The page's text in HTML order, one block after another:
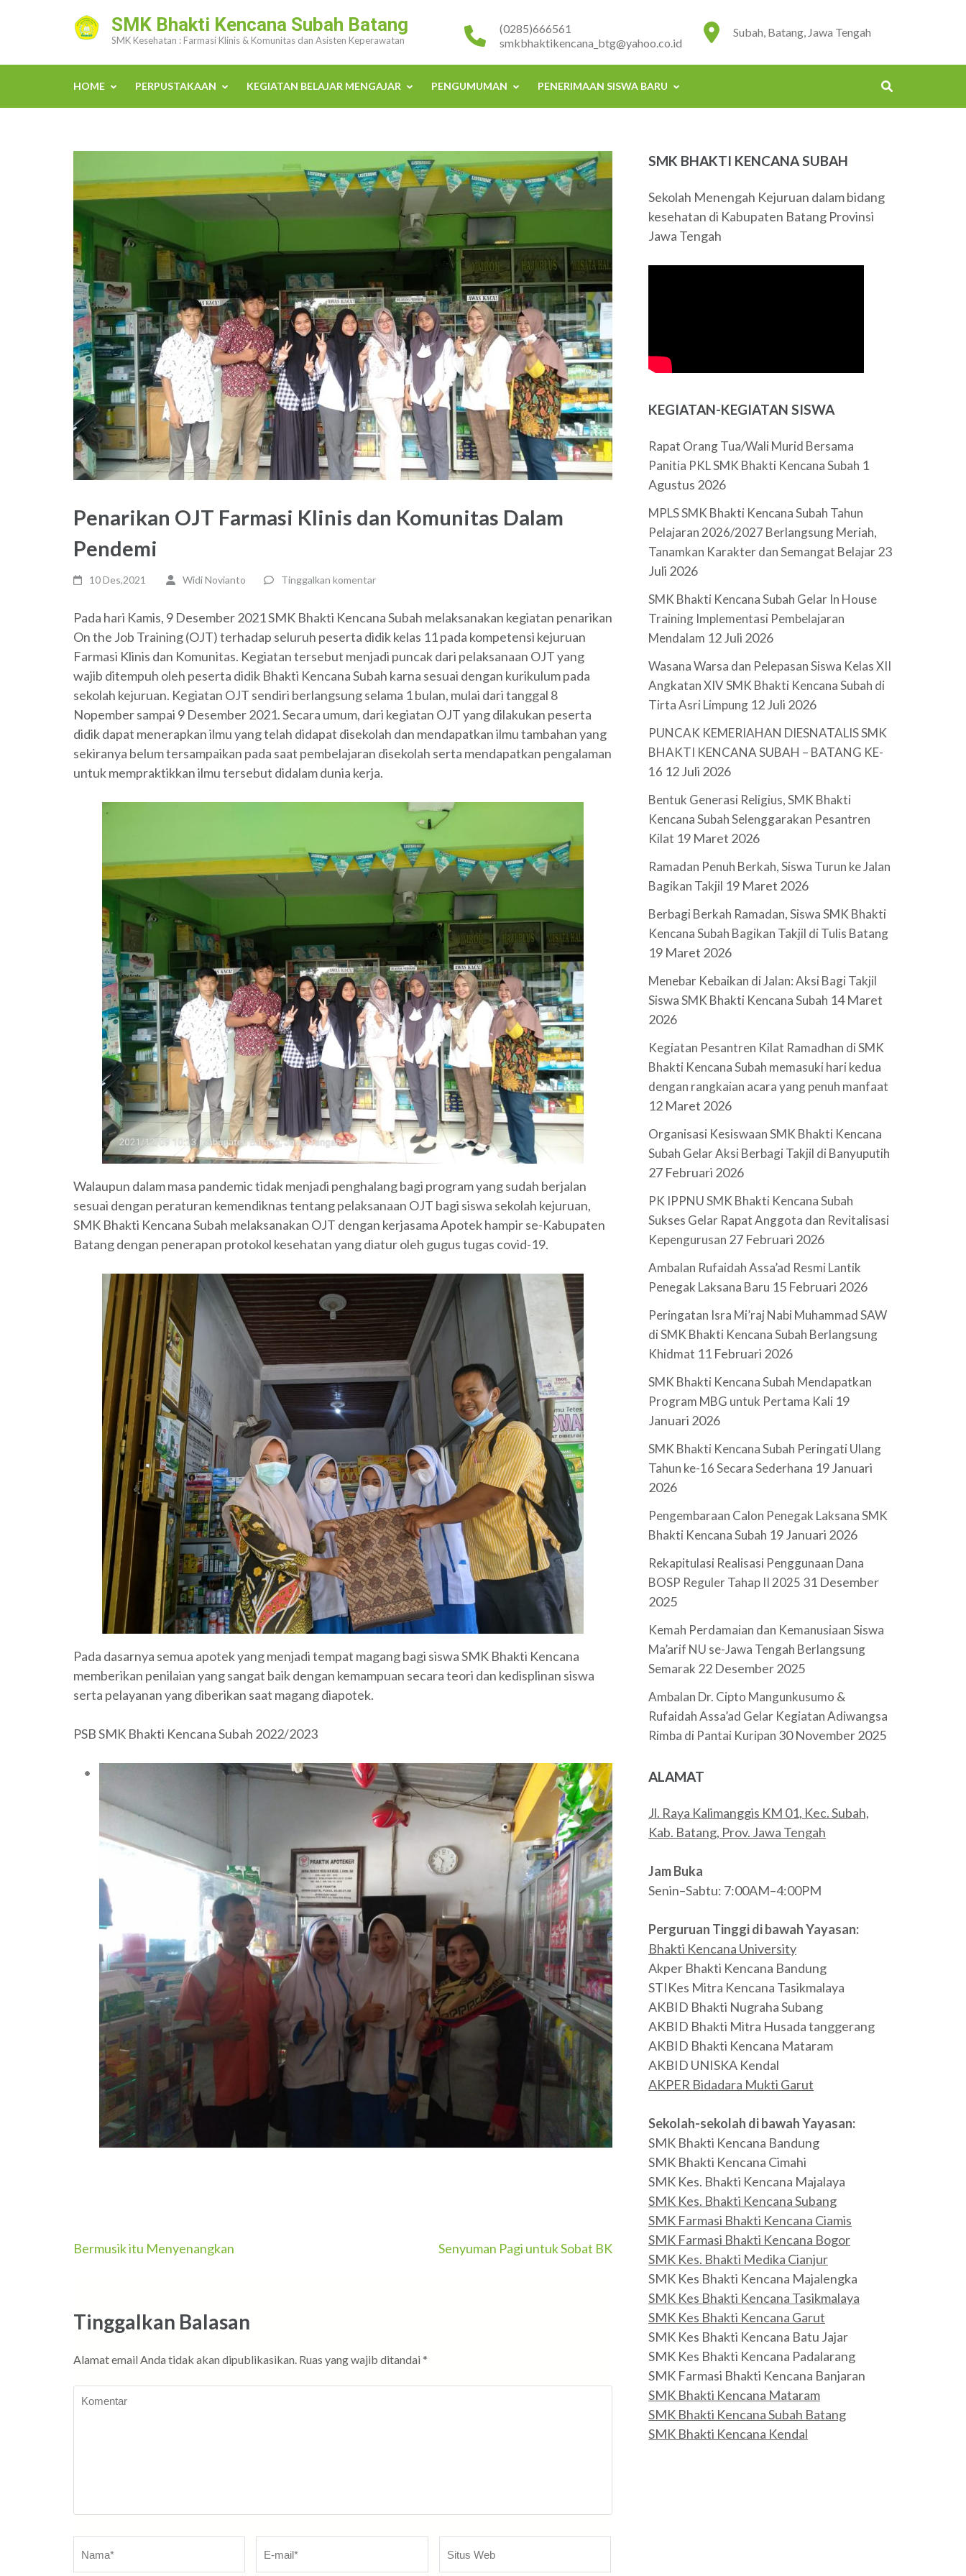
(Tekan
SMK Bhakti Kencana Subah Batang
SMK Kesehatan : Farmasi Klinis & Komunitas dan Asisten Keperawatan
Subah, Batang, Jawa Tengah
(0285)666561
smkbhaktikencana_btg@yahoo.co.id
HOME PERPUSTAKAAN KEGIATAN BELAJAR MENGAJAR PENGUMUMAN PENERIMAAN SISWA BARU
Penarikan OJT Farmasi Klinis dan Komunitas Dalam
Pendemi
10 Des,2021 Widi Novianto Tinggalkan komentar
Pada hari Kamis, 9 Desember 2021 SMK Bhakti Kencana Subah melaksanakan kegiatan penarikan
On the Job Training (OJT) terhadap seluruh peserta didik kelas 11 pada kompetensi kejuruan
Farmasi Klinis dan Komunitas. Kegiatan tersebut menjadi puncak dari pelaksanaan OJT yang
wajib ditempuh oleh peserta didik Bhakti Kencana Subah karna sesuai dengan kurikulum pada
sekolah kejuruan. Kegiatan OJT sendiri berlangsung selama 1 bulan, mulai dari tanggal 8
Nopember sampai 9 Desember 2021. Secara umum, dari kegiatan OJT yang dilakukan peserta
didik dapat menerapkan ilmu yang telah didapat disekolah dan mendapatkan ilmu tambahan yang
sekiranya belum tersampaikan pada saat pembelajaran disekolah serta mendapatkan pengalaman
untuk mempraktikkan ilmu tersebut didalam dunia kerja.
Walaupun dalam masa pandemic tidak menjadi penghalang bagi program yang sudah berjalan
sesuai dengan peraturan kemendiknas tentang pelaksanaan OJT bagi siswa sekolah kejuruan,
SMK Bhakti Kencana Subah melaksanakan OJT dengan kerjasama Apotek hampir se-Kabupaten
Batang dengan penerapan protokol kesehatan yang diatur oleh gugus tugas covid-19.
Pada dasarnya semua apotek yang menjadi tempat magang bagi siswa SMK Bhakti Kencana
memberikan penilaian yang sangat baik dengan kemampuan secara teori dan kedisplinan siswa
serta pelayanan yang diberikan saat magang diapotek.
PSB SMK Bhakti Kencana Subah 2022/2023
Navigasi
Bermusik itu Menyenangkan Senyuman Pagi untuk Sobat BK
Tinggalkan Balasan
Alamat email Anda tidak akan dipublikasikan. Ruas yang wajib ditandai *
mail*
Web
SMK BHAKTI KENCANA SUBAH
Sekolah Menengah Kejuruan dalam bidang
kesehatan di Kabupaten Batang Provinsi
Jawa Tengah
KEGIATAN-KEGIATAN SISWA
Rapat Orang Tua/Wali Murid Bersama
Panitia PKL SMK Bhakti Kencana Subah 1
Agustus 2026
MPLS SMK Bhakti Kencana Subah Tahun
Pelajaran 2026/2027 Berlangsung Meriah,
Tanamkan Karakter dan Semangat Belajar23
Juli 2026
SMK Bhakti Kencana Subah Gelar In House
Training Implementasi Pembelajaran
Mendalam 12 Juli 2026
Wasana Warsa dan Pelepasan Siswa Kelas XII
Angkatan XIV SMK Bhakti Kencana Subah di
Tirta Asri Limpung 12 Juli 2026
PUNCAK KEMERIAHAN DIESNATALIS SMK
BHAKTI KENCANA SUBAH – BATANG KE-
16 12 Juli 2026
Bentuk Generasi Religius, SMK Bhakti
Kencana Subah Selenggarakan Pesantren
Kilat 19 Maret 2026
Ramadan Penuh Berkah, Siswa Turun ke Jalan
Bagikan Takjil 19 Maret 2026
Berbagi Berkah Ramadan, Siswa SMK Bhakti
Kencana Subah Bagikan Takjil di Tulis Batang
19 Maret 2026
Menebar Kebaikan di Jalan: Aksi Bagi Takjil
Siswa SMK Bhakti Kencana Subah 14 Maret
2026
Kegiatan Pesantren Kilat Ramadhan di SMK
Bhakti Kencana Subah memasuki hari kedua
dengan rangkaian acara yang penuh manfaat
12 Maret 2026
Organisasi Kesiswaan SMK Bhakti Kencana
Subah Gelar Aksi Berbagi Takjil di Banyuputih
27 Februari 2026
PK IPPNU SMK Bhakti Kencana Subah
Sukses Gelar Rapat Anggota dan Revitalisasi
Kepengurusan 27 Februari 2026
Ambalan Rufaidah Assa’ad Resmi Lantik
Penegak Laksana Baru 15 Februari 2026
Peringatan Isra Mi’raj Nabi Muhammad SAW
di SMK Bhakti Kencana Subah Berlangsung
Khidmat 11 Februari 2026
SMK Bhakti Kencana Subah Mendapatkan
Program MBG untuk Pertama Kali 19
Januari 2026
SMK Bhakti Kencana Subah Peringati Ulang
Tahun ke-16 Secara Sederhana 19 Januari
2026
Pengembaraan Calon Penegak Laksana SMK
Bhakti Kencana Subah 19 Januari 2026
Rekapitulasi Realisasi Penggunaan Dana
BOSP Reguler Tahap II 2025 31 Desember
2025
Kemah Perdamaian dan Kemanusiaan Siswa
Ma’arif NU se-Jawa Tengah Berlangsung
Semarak 22 Desember 2025
Ambalan Dr. Cipto Mangunkusumo &
Rufaidah Assa’ad Gelar Kegiatan Adiwangsa
Rimba di Pantai Kuripan 30 November 2025
ALAMAT
Jl. Raya Kalimanggis KM 01, Kec. Subah,
Kab. Batang, Prov. Jawa Tengah
Jam Buka
Senin–Sabtu: 7:00AM–4:00PM
Perguruan Tinggi di bawah Yayasan:
Bhakti Kencana University
Akper Bhakti Kencana Bandung
STIKes Mitra Kencana Tasikmalaya
AKBID Bhakti Nugraha Subang
AKBID Bhakti Mitra Husada tanggerang
AKBID Bhakti Kencana Mataram
AKBID UNISKA Kendal
AKPER Bidadara Mukti Garut
Sekolah-sekolah di bawah Yayasan:
SMK Bhakti Kencana Bandung
SMK Bhakti Kencana Cimahi
SMK Kes. Bhakti Kencana Majalaya
SMK Kes. Bhakti Kencana Subang
SMK Farmasi Bhakti Kencana Ciamis
SMK Farmasi Bhakti Kencana Bogor
SMK Kes. Bhakti Medika Cianjur
SMK Kes Bhakti Kencana Majalengka
SMK Kes Bhakti Kencana Tasikmalaya
SMK Kes Bhakti Kencana Garut
SMK Kes Bhakti Kencana Batu Jajar
SMK Kes Bhakti Kencana Padalarang
SMK Farmasi Bhakti Kencana Banjaran
SMK Bhakti Kencana Mataram
SMK Bhakti Kencana Subah Batang
SMK Bhakti Kencana Kendal